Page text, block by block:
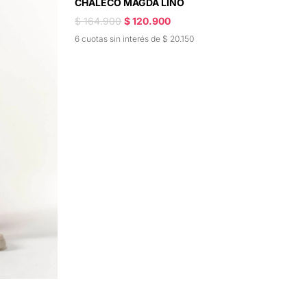
CHALECO MAGDA LINO
$ 164.900 $ 120.900
6 cuotas sin interés de $ 20.150